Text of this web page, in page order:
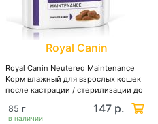
Royal Canin
Royal Canin Neutered Maintenance
Корм влажный для взрослых кошек
после кастрации / стерилизации до
в наличии
85 г 147 р.